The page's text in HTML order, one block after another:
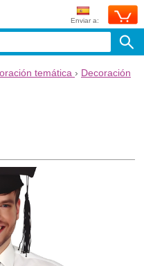
Enviar a:
temática › Decoración